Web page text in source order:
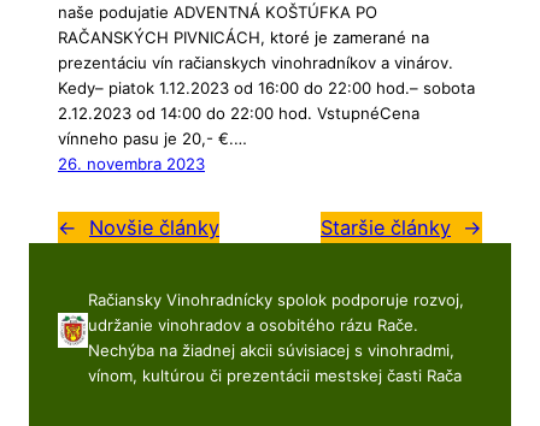
naše podujatie ADVENTNÁ KOŠTÚFKA PO
RAČANSKÝCH PIVNICÁCH, ktoré je zamerané na
prezentáciu vín račianskych vinohradníkov a vinárov.
Kedy– piatok 1.12.2023 od 16:00 do 22:00 hod.– sobota
2.12.2023 od 14:00 do 22:00 hod. VstupnéCena
vínneho pasu je 20,- €.…
26. novembra 2023
← Novšie články Staršie články →
Račiansky Vinohradnícky spolok podporuje rozvoj,
udržanie vinohradov a osobitého rázu Rače.
Nechýba na žiadnej akcii súvisiacej s vinohradmi,
vínom, kultúrou či prezentácii mestskej časti Rača